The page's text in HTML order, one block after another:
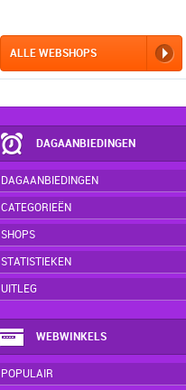
ALLE WEBSHOPS
DAGAANBIEDINGEN
DAGAANBIEDINGEN
CATEGORIEËN
SHOPS
STATISTIEKEN
UITLEG
WEBWINKELS
POPULAIR